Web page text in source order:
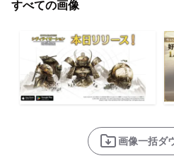
すべての画像
画像一括ダ